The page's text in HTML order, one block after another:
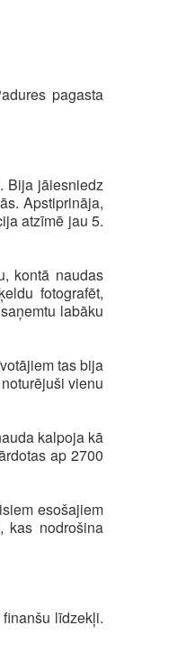
pagasta
Bija jāiesniedz
Apstiprināja,
atzīmē jau 5.
kontā naudas
fotografēt,
labāku
tas bija
vienu
kalpoja kā
ap 2700
esošajiem
kas nodrošina
līdzekļi.